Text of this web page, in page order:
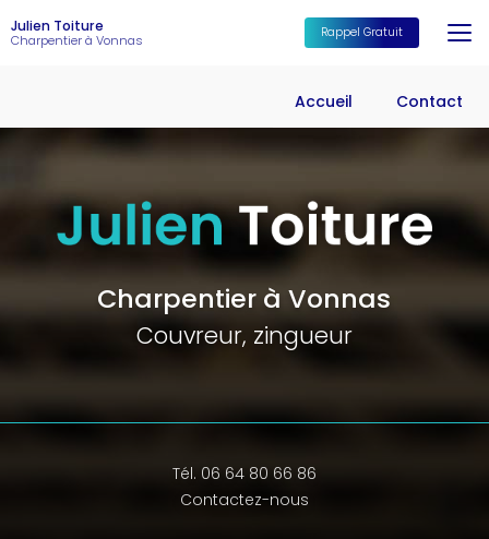
au
contenu
Accueil
Contact
Julien Toiture
Charpentier à Vonnas Rappel Gratuit
Charpentier à Vonnas
Couvreur, zingueur
Tél. 06 64 80 66 86
Contactez-nous